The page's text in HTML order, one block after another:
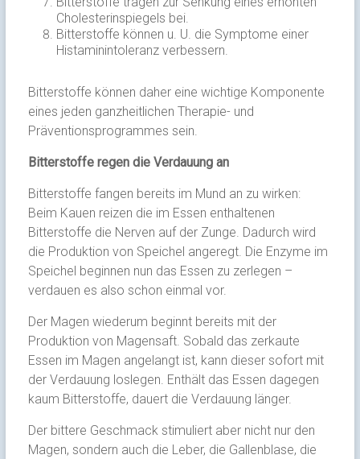
Cholesterinspiegels bei.
Bitterstoffe können u. U. die Symptome einer
Histaminintoleranz verbessern.
Bitterstoffe können daher eine wichtige Komponente
eines jeden ganzheitlichen Therapie- und
Präventionsprogrammes sein.
Bitterstoffe regen die Verdauung an
Bitterstoffe fangen bereits im Mund an zu wirken:
Beim Kauen reizen die im Essen enthaltenen
Bitterstoffe die Nerven auf der Zunge. Dadurch wird
die Produktion von Speichel angeregt. Die Enzyme im
Speichel beginnen nun das Essen zu zerlegen –
verdauen es also schon einmal vor.
Der Magen wiederum beginnt bereits mit der
Produktion von Magensaft. Sobald das zerkaute
Essen im Magen angelangt ist, kann dieser sofort mit
der Verdauung loslegen. Enthält das Essen dagegen
kaum Bitterstoffe, dauert die Verdauung länger.
Der bittere Geschmack stimuliert aber nicht nur den
Magen, sondern auch die Leber, die Gallenblase, die